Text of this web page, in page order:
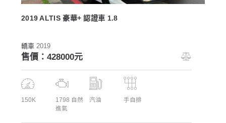
2019 ALTIS 豪華+ 認證車 1.8
轎車 2019
售價：428000元
150K
1798 自然
進氣
汽油 手自排